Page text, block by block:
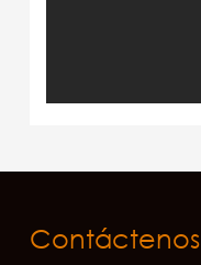
Contáctenos